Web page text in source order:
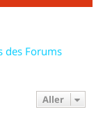
des Forums
Aller